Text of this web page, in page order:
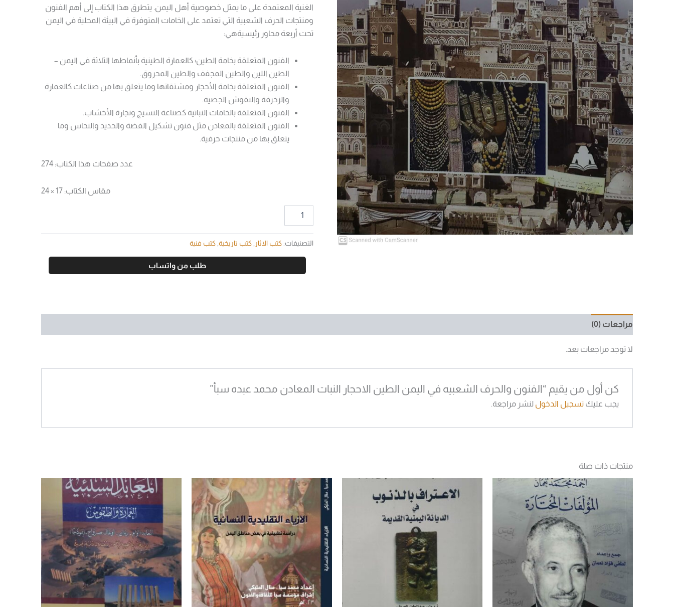
الغنية المعتمدة على ما يمثل خصوصية أهل اليمن. يتطرق هذا الكتاب إلى أهم الفنون
ومنتجات الحرف الشعبية التي تعتمد على الخامات المتوفرة في البيئة المحلية في اليمن
تحت أربعة محاور رئيسيةهي:
الفنون المتعلقة بخامة الطين؛ كالعمارة الطينية بأنماطها الثلاثة في اليمن –
الطين اللين والطين المجفف والطين المحروق.
الفنون المتعلقة بخامة الأحجار ومشتقاتها وما يتعلق بها من صناعات كالعمارة
والزخرفة والنقوش الجصية.
الفنون المتعلقة بالخامات النباتية كصناعة النسيج ونجارة الأخشاب.
الفنون المتعلقة بالمعادن مثل فنون تشكيل الفضة والحديد والنحاس وما
يتعلق بها من منتجات حرفية.
عدد صفحات هذا الكتاب: 274
مقاس الكتاب: 17 × 24
التصنيفات:كتب الاثار ,كتب تاريخية ,كتب فنية
طلب من واتساب
مراجعات (0)
لا توجد مراجعات بعد.
كن أول من يقيم “الفنون والحرف الشعبيه في اليمن الطين الاحجار النبات المعادن محمد عبده سبأ”
يجب عليك تسجيل الدخول لنشر مراجعة.
منتجات ذات صلة